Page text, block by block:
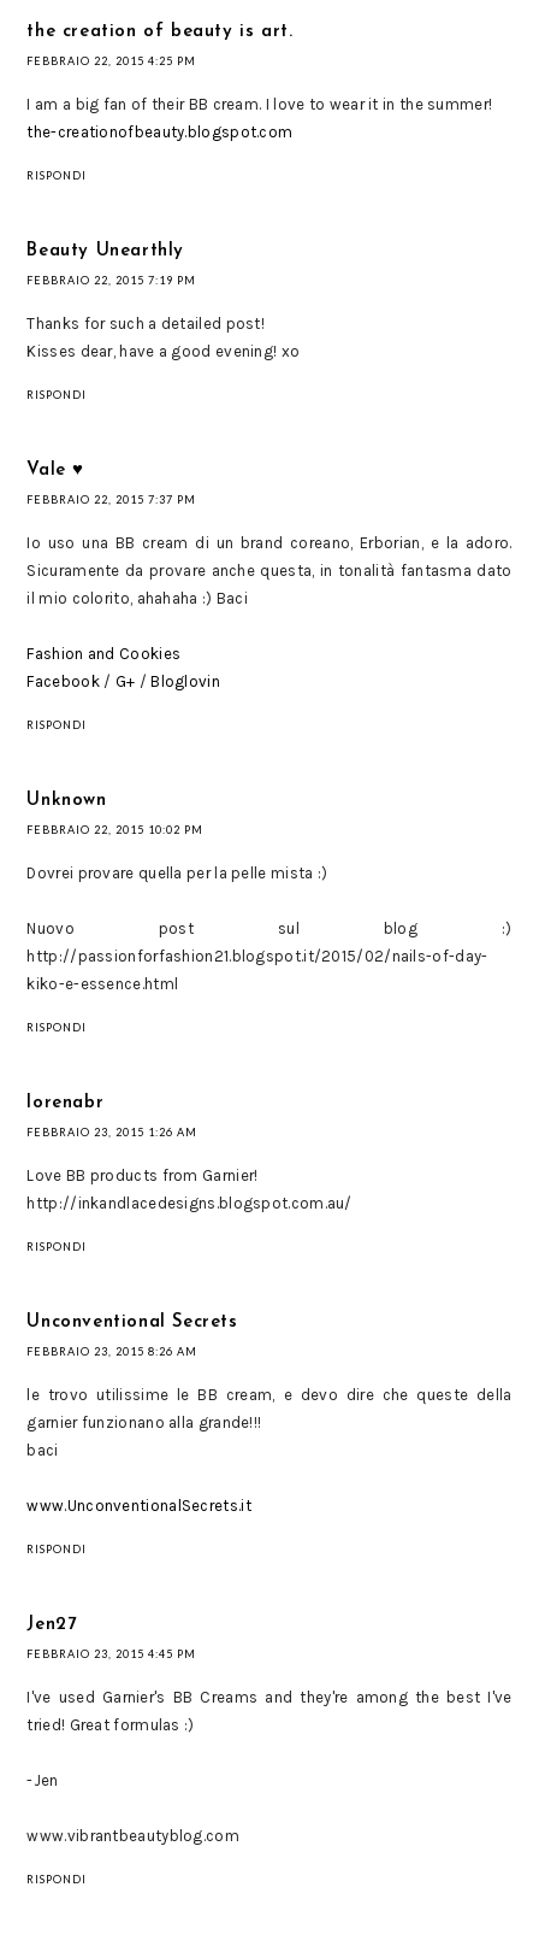
the creation of beauty is art.
FEBBRAIO 22, 2015 4:25 PM
I am a big fan of their BB cream. I love to wear it in the summer!
the-creationofbeauty.blogspot.com
RISPONDI
Beauty Unearthly
FEBBRAIO 22, 2015 7:19 PM
Thanks for such a detailed post!
Kisses dear, have a good evening! xo
RISPONDI
Vale ♥
FEBBRAIO 22, 2015 7:37 PM
Io uso una BB cream di un brand coreano, Erborian, e la adoro.
Sicuramente da provare anche questa, in tonalità fantasma dato
il mio colorito, ahahaha :) Baci
Fashion and Cookies
Facebook/ G+ /Bloglovin
RISPONDI
Unknown
FEBBRAIO 22, 2015 10:02 PM
Dovrei provare quella per la pelle mista :)
Nuovo post sul blog :)
http://passionforfashion21.blogspot.it/2015/02/nails-of-day-
kiko-e-essence.html
RISPONDI
lorenabr
FEBBRAIO 23, 2015 1:26 AM
Love BB products from Garnier!
http://inkandlacedesigns.blogspot.com.au/
RISPONDI
Unconventional Secrets
FEBBRAIO 23, 2015 8:26 AM
le trovo utilissime le BB cream, e devo dire che queste della
garnier funzionano alla grande!!!
baci
www.UnconventionalSecrets.it
RISPONDI
Jen27
FEBBRAIO 23, 2015 4:45 PM
I've used Garnier's BB Creams and they're among the best I've
tried! Great formulas :)
-Jen
www.vibrantbeautyblog.com
RISPONDI